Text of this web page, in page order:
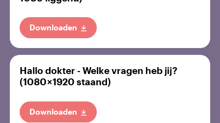
Downloaden
Hallo dokter - Welke vragen heb jij?
(1080 × 1920 staand)
Downloaden